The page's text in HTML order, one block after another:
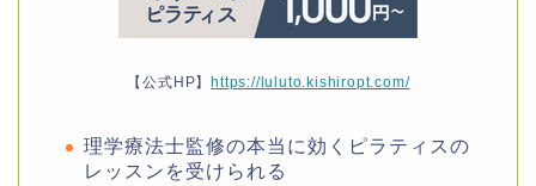
【公式HP】https://luluto.kishiropt.com/
理学療法士監修の本当に効くピラティスの
レッスンを受けられる